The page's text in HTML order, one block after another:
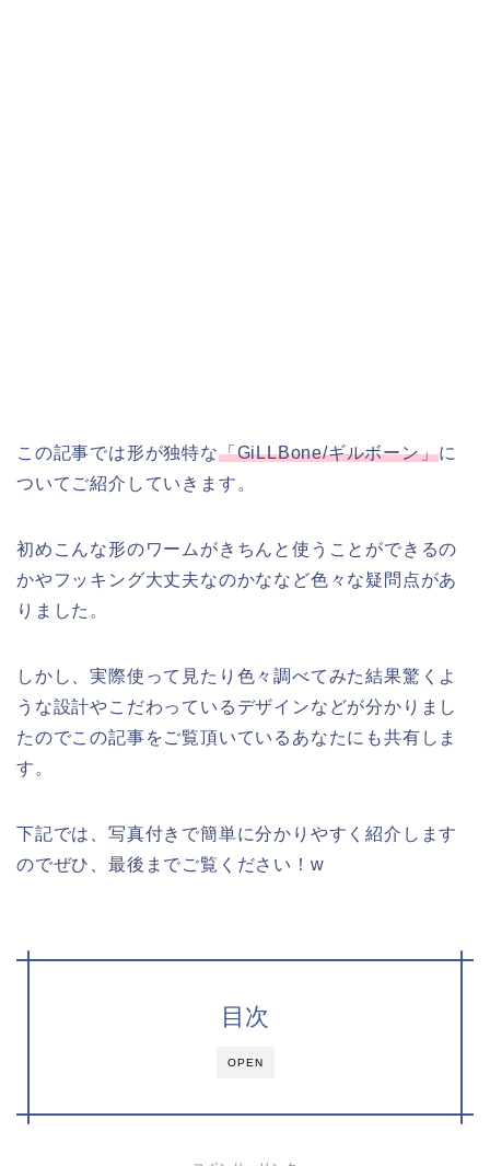
この記事では形が独特な「GiLLBone/ギルボーン」に
ついてご紹介していきます。
初めこんな形のワームがきちんと使うことができるの
かやフッキング大丈夫なのかななど色々な疑問点があ
りました。
しかし、実際使って見たり色々調べてみた結果驚くよ
うな設計やこだわっているデザインなどが分かりまし
たのでこの記事をご覧頂いているあなたにも共有しま
す。
下記では、写真付きで簡単に分かりやすく紹介します
のでぜひ、最後までご覧ください！w
OPEN
目次